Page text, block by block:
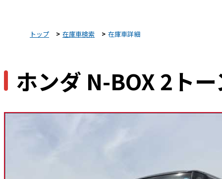
トップ 在庫車検索 在庫車詳細
ホンダ N-BOX 2ト